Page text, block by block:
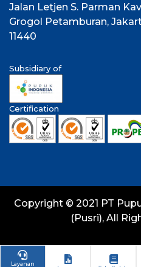
Jalan Letjen S. Parman Kav.
Grogol Petamburan,
11440
Subsidiary of
Certification
Copyright © 2021 PT
(Pusri), All
Layanan